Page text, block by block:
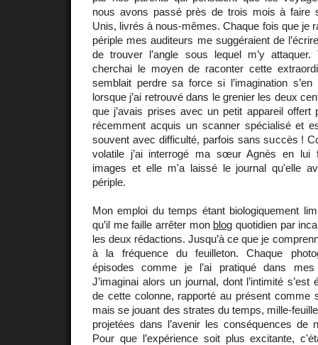
nous avons passé près de trois mois à faire
Unis, livrés à nous-mêmes. Chaque fois que je
périple mes auditeurs me suggéraient de
de trouver l’angle sous lequel m’y
cherchai le moyen de raconter cette
semblait perdre sa force si l’imagination s’en
lorsque j’ai retrouvé dans le grenier les deux
que j’avais prises avec un petit appareil offert
récemment acquis un scanner spécialisé et
souvent avec difficulté, parfois sans succès !
volatile j’ai interrogé ma sœur Agnès en lui
images et elle m'a laissé le journal qu'elle
périple.
Mon emploi du temps étant biologiquement
qu’il me faille arrêter mon blog quotidien par
les deux rédactions. Jusqu’à ce que je
à la fréquence du feuilleton. Chaque
épisodes comme je l’ai pratiqué dans
J’imaginai alors un journal, dont l’intimité s’est
de cette colonne, rapporté au présent comme
mais se jouant des strates du temps, mille-
projetées dans l’avenir les conséquences de
Pour que l’expérience soit plus excitante,